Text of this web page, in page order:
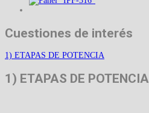
Cuestiones de interés
1) ETAPAS DE POTENCIA
1) ETAPAS DE POTENCIA